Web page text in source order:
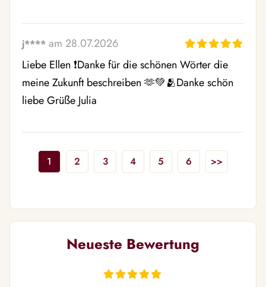
j**** am 28.07.2026
Liebe Ellen ❗️Danke für die schönen Wörter die
meine Zukunft beschreiben 🫶💚🫂Danke schön
liebe Grüße Julia
1 2 3 4 5 6 >>
Neueste Bewertung